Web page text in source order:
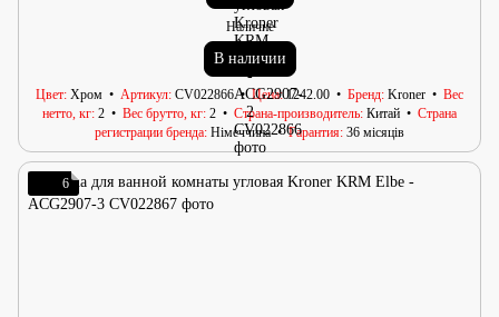
Наличие
В наличии
Цвет Хром Артикул CV022866 Цена 1242.00 Бренд Kroner
Вес
нетто, кг 2 Вес брутто, кг 2 Страна-производитель Китай
Страна
регистрации бренда Німеччина Гарантия 36 місяців
6